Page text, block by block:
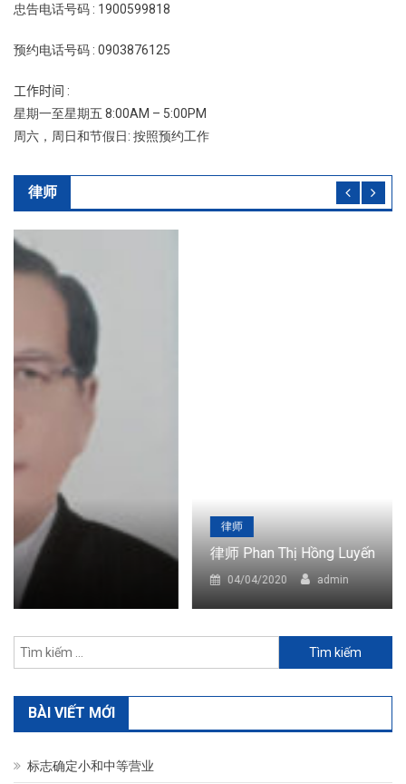
忠告电话号码 : 1900599818
预约电话号码 : 0903876125
工作时间 :
星期一至星期五 8:00AM – 5:00PM
周六，周日和节假日: 按照预约工作
律师
律师 Phan Thị Hồng Luyến
04/04/2020 admin
kiếm
BÀI VIẾT MỚI
标志确定小和中等营业